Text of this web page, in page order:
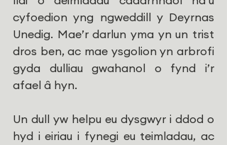
cyfoedion yng ngweddill y Deyrnas
Unedig. Mae’r darlun yma yn un trist
dros ben, ac mae ysgolion yn arbrofi
gyda dulliau gwahanol o fynd i’r
afael â hyn.
Un dull yw helpu eu dysgwyr i ddod o
hyd i eiriau i fynegi eu teimladau, ac